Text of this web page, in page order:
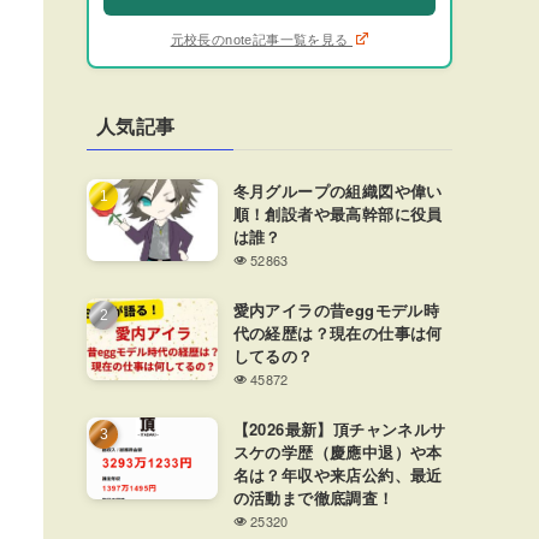
元校長のnote記事一覧を見る
人気記事
冬月グループの組織図や偉い
順！創設者や最高幹部に役員
は誰？
52863
愛内アイラの昔eggモデル時
代の経歴は？現在の仕事は何
してるの？
45872
【2026最新】頂チャンネルサ
スケの学歴（慶應中退）や本
名は？年収や来店公約、最近
の活動まで徹底調査！
25320